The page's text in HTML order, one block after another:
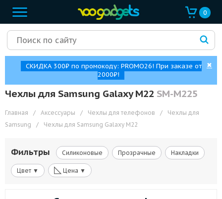
0
СКИДКА 300₽ по промокоду: PROMO26! При заказе от
2000₽!
✖
Чехлы для Samsung Galaxy M22 SM-M225
Главная / Аксессуары / Чехлы для телефонов /
Чехлы для
Samsung
/ Чехлы для Samsung Galaxy M22
Фильтры Силиконовые Прозрачные Накладки
Цвет ▼ ◺ Цена ▼